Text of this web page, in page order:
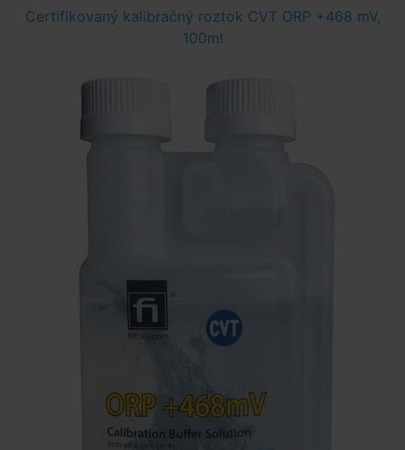
Certifikovaný kalibračný roztok CVT ORP +468 mV,
100ml